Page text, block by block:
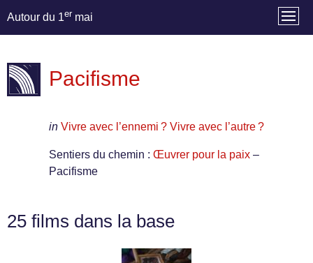
Autour du 1er mai
Pacifisme
in Vivre avec l’ennemi ? Vivre avec l’autre ?
Sentiers du chemin : Œuvrer pour la paix –
Pacifisme
25 films dans la base